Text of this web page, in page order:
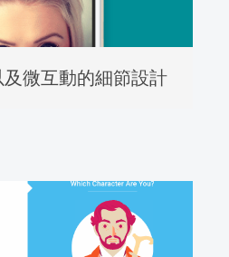
微互動的細節設計